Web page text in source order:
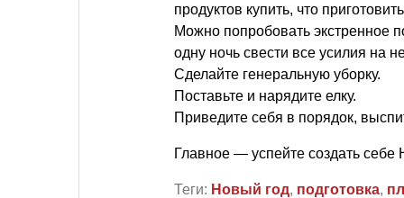
продуктов купить, что
Можно попробовать экстренное
одну ночь свести все усилия на
Сделайте генеральную уборку.
Поставьте и нарядите елку.
Приведите себя в порядок,
Главное — успейте создать
Теги: Новый год, подготовка,